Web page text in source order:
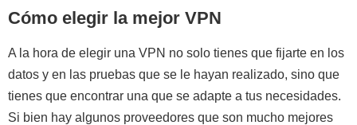
Cómo elegir la mejor VPN
A la hora de elegir una VPN no solo tienes que fijarte en los
datos y en las pruebas que se le hayan realizado, sino que
tienes que encontrar una que se adapte a tus necesidades.
Si bien hay algunos proveedores que son mucho mejores